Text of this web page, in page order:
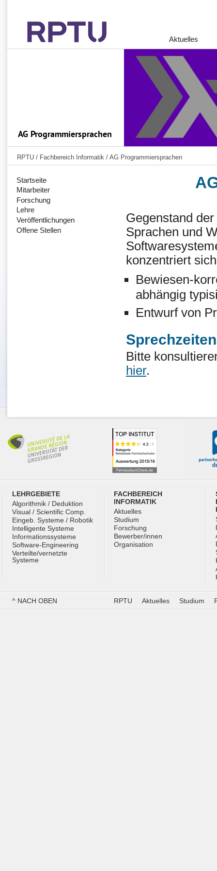
Aktuelles
RPTU / Fachbereich Informatik / AG Programmiersprachen
Startseite
Mitarbeiter
Forschung
Lehre
Veröffentlichungen
Offene Stellen
Gegenstand
Sprachen und
konzentriert
Bewiesen-
abhängig
Entwurf von
Sprechzeiten
Bitte
hier.
LEHRGEBIETE
Algorithmik / Deduktion
Visual / Scientific Comp.
Eingeb. Systeme / Robotik
Intelligente Systeme
Informationssysteme
Software-Engineering
Verteilte/vernetzte
Systeme
FACHBEREICH
INFORMATIK
Aktuelles
Studium
Forschung
Bewerber/innen
Organisation
^ NACH OBEN RPTU Aktuelles Studium